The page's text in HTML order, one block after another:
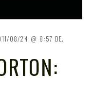
08/24 8:57 DE.